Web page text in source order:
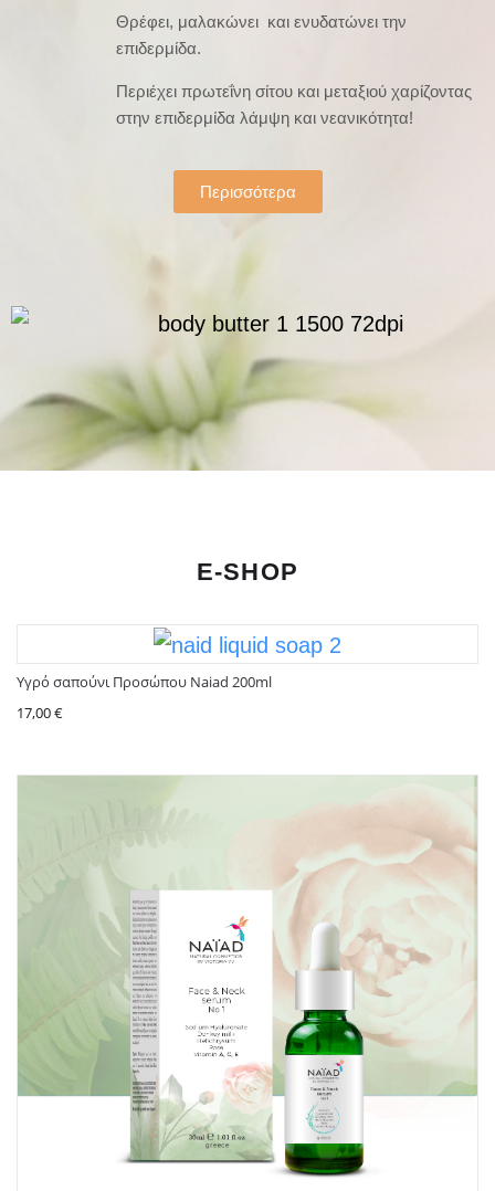
Θρέφει, μαλακώνει και ενυδατώνει την
επιδερμίδα.
Περιέχει πρωτεΐνη σίτου και μεταξιού χαρίζοντας
στην επιδερμίδα λάμψη και νεανικότητα!
Περισσότερα
E-SHOP
Υγρό σαπούνι Προσώπου Naiad 200ml
17,00€